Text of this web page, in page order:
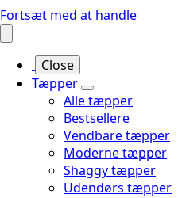
Fortsæt med at handle
Close
Tæpper
Alle tæpper
Bestsellere
Vendbare tæpper
Moderne tæpper
Shaggy tæpper
Udendørs tæpper